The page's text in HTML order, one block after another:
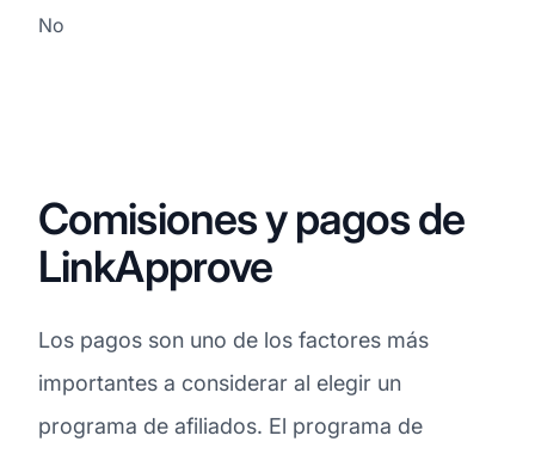
No
Comisiones y pagos de
LinkApprove
Los pagos son uno de los factores más
importantes a considerar al elegir un
programa de afiliados. El programa de